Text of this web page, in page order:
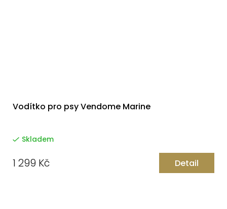
Vodítko pro psy Vendome Marine
Skladem
1 299 Kč Detail